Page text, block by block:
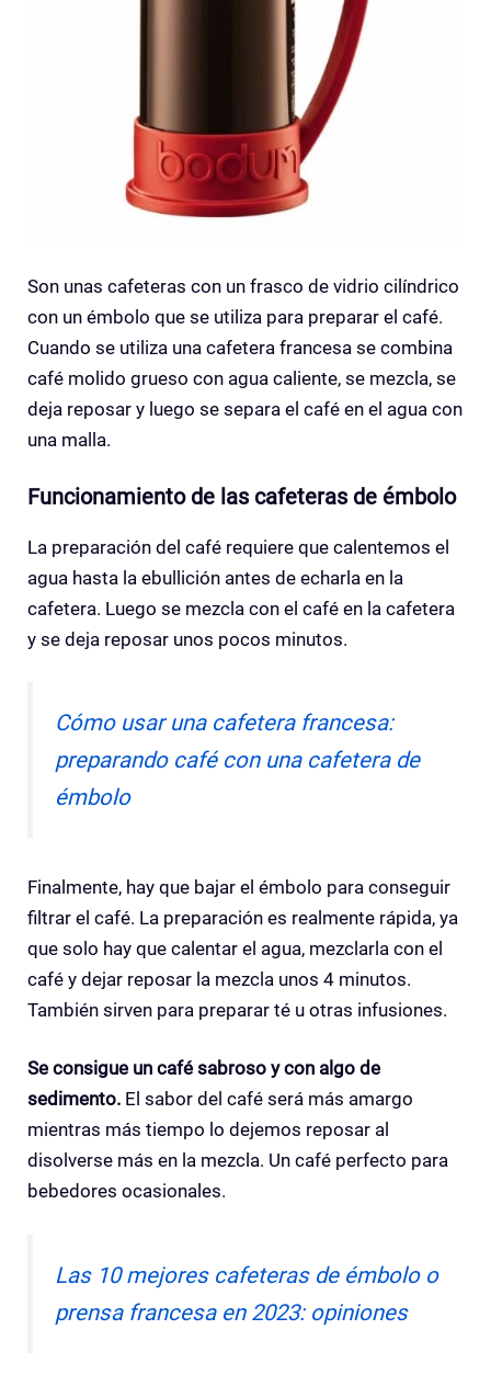
Son unas cafeteras con un frasco de vidrio cilíndrico
con un émbolo que se utiliza para preparar el café.
Cuando se utiliza una cafetera francesa se combina
café molido grueso con agua caliente, se mezcla, se
deja reposar y luego se separa el café en el agua con
una malla.
Funcionamiento de las cafeteras de émbolo
La preparación del café requiere que calentemos el
agua hasta la ebullición antes de echarla en la
cafetera. Luego se mezcla con el café en la cafetera
y se deja reposar unos pocos minutos.
Cómo usar una cafetera francesa:
preparando café con una cafetera de
émbolo
Finalmente, hay que bajar el émbolo para conseguir
filtrar el café. La preparación es realmente rápida, ya
que solo hay que calentar el agua, mezclarla con el
café y dejar reposar la mezcla unos 4 minutos.
También sirven para preparar té u otras infusiones.
Se consigue un café sabroso y con algo de
sedimento. El sabor del café será más amargo
mientras más tiempo lo dejemos reposar al
disolverse más en la mezcla. Un café perfecto para
bebedores ocasionales.
Las 10 mejores cafeteras de émbolo o
prensa francesa en 2023: opiniones